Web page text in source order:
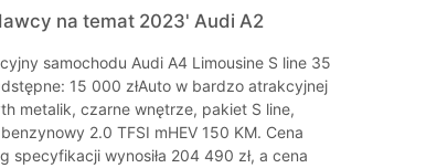
na temat 2023' Audi A2
samochodu Audi A4 Limousine S line 35
15 000 złAuto w bardzo atrakcyjnej
metalik, czarne wnętrze, pakiet S line,
2.0 TFSI mHEV 150 KM. Cena
specyfikacji wynosiła 204 490 zł, a cena